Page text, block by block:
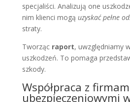
specjaliści. Analizują one
nim klienci mogą uzyskać pełne
straty.
Tworząc raport, uwzględniamy
uszkodzeń. To pomaga
szkody.
Współpraca z
ubezpieczeniowymi